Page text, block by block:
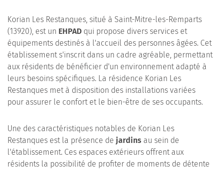
Korian Les Restanques, situé à Saint-Mitre-les-Remparts
(13920), est un EHPAD qui propose divers services et
équipements destinés à l'accueil des personnes âgées. Cet
établissement s'inscrit dans un cadre agréable, permettant
aux résidents de bénéficier d'un environnement adapté à
leurs besoins spécifiques. La résidence Korian Les
Restanques met à disposition des installations variées
pour assurer le confort et le bien-être de ses occupants.
Une des caractéristiques notables de Korian Les
Restanques est la présence de jardins au sein de
l'établissement. Ces espaces extérieurs offrent aux
résidents la possibilité de profiter de moments de détente